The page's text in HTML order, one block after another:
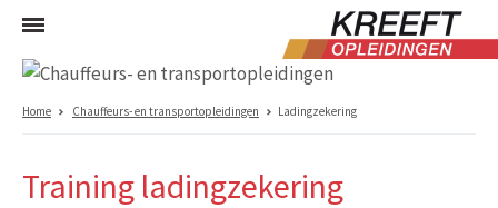
Home Chauffeurs- en transportopleidingen Ladingzekering
Training ladingzekering